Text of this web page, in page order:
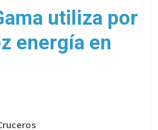
utiliza por
energía en